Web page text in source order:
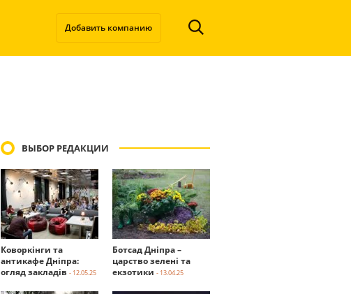
Добавить компанию
ВЫБОР РЕДАКЦИИ
Коворкінги та
антикафе Дніпра:
огляд закладів - 12.05.25
Ботсад Дніпра –
царство зелені та
екзотики - 13.04.25